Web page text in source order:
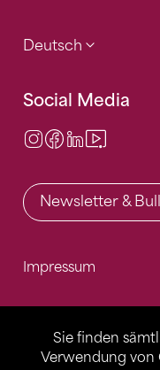
Sie finden
Verwendung von
Deutsch
Social Media
Instagram
Facebook
LinkedIn
Newsletter &
Impressum